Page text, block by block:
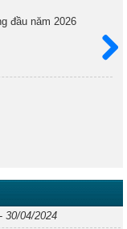
đầu năm 2026
- 30/04/2024